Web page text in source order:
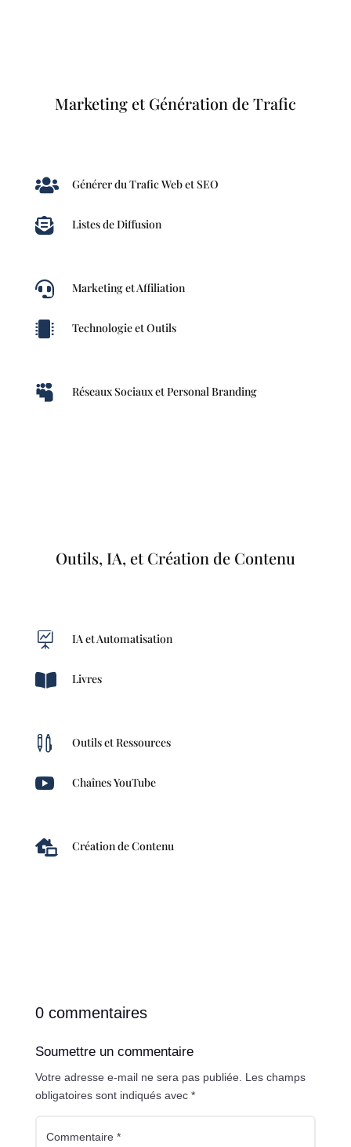
Marketing et Génération de Trafic
 Générer du Trafic Web et SEO
 Listes de Diffusion
 Marketing et Affiliation
 Technologie et Outils
 Réseaux Sociaux et Personal Branding
Outils, IA, et Création de Contenu
 IA et Automatisation
 Livres
 Outils et Ressources
 Chaînes YouTube
 Création de Contenu
0 commentaires
Soumettre un commentaire
Votre adresse e-mail ne sera pas publiée. Les champs
obligatoires sont indiqués avec *